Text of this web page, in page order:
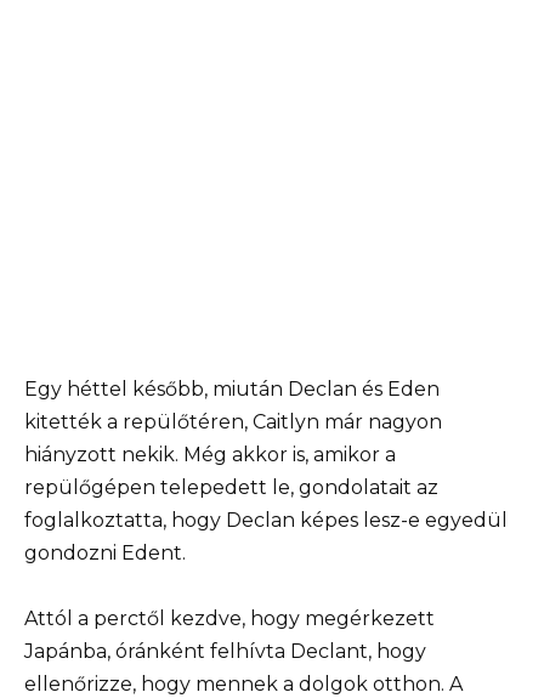
Egy héttel később, miután Declan és Eden
kitették a repülőtéren, Caitlyn már nagyon
hiányzott nekik. Még akkor is, amikor a
repülőgépen telepedett le, gondolatait az
foglalkoztatta, hogy Declan képes lesz-e egyedül
gondozni Edent.
Attól a perctől kezdve, hogy megérkezett
Japánba, óránként felhívta Declant, hogy
ellenőrizze, hogy mennek a dolgok otthon. A